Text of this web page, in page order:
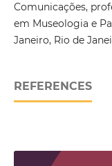
Comunicações,
em Museologia e
Janeiro, Rio de
REFERENCES